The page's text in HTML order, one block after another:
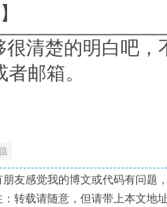
很清楚的明白吧，
邮箱。
朋友感觉我的博文或代码有问题
：转载请随意，但请带上本文地